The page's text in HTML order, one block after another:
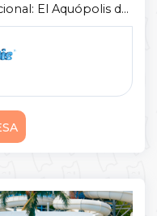
El Aquópolis de
tus entradas para
...